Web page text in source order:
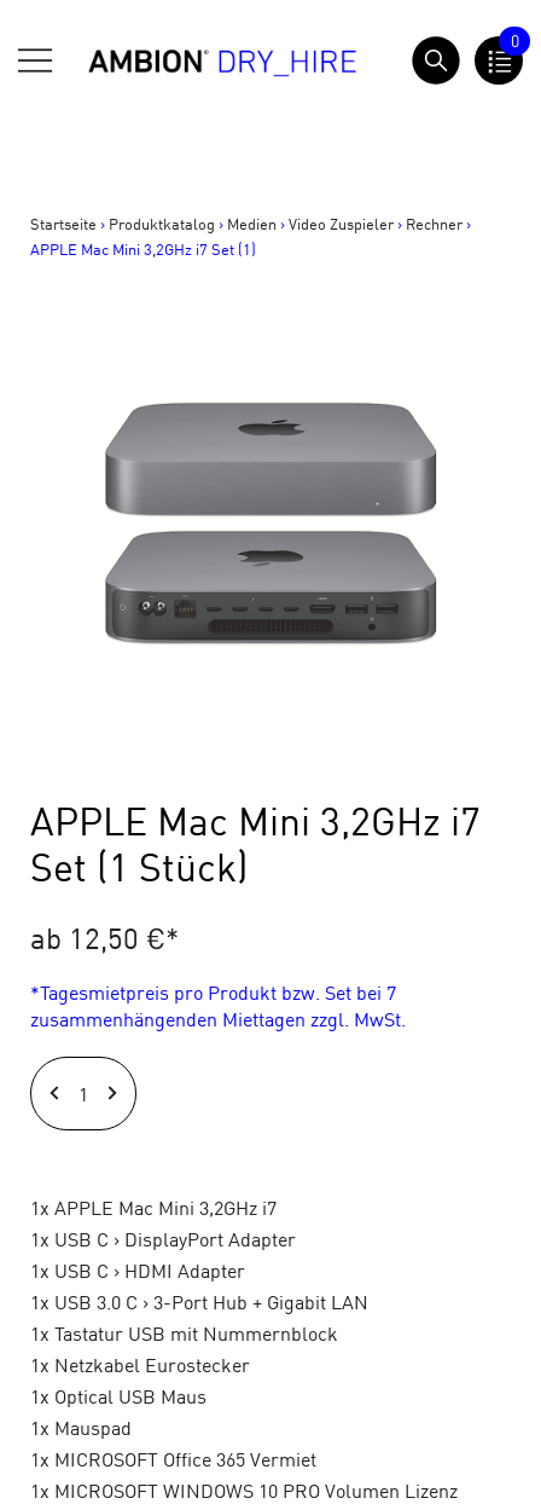
zum
Inhalt
AMBION Dry Hire
0
Startseite > Produktkatalog > Medien >Video Zuspieler> Rechner>
APPLE Mac Mini 3,2GHz i7 Set (1)
APPLE Mac Mini 3,2GHz i7
Set (1 Stück)
ab 12,50 €*
*Tagesmietpreis pro Produkt bzw. Set bei 7
zusammenhängenden Miettagen zzgl. MwSt.
APPLE
Mac
Mini
i7
Set
(1)
Menge
1x APPLE Mac Mini 3,2GHz i7
1x USB C > DisplayPort Adapter
1x USB C > HDMI Adapter
1x USB 3.0 C > 3-Port Hub + Gigabit LAN
1x Tastatur USB mit Nummernblock
1x Netzkabel Eurostecker
1x Optical USB Maus
1x Mauspad
1x MICROSOFT Office 365 Vermiet
1x MICROSOFT WINDOWS 10 PRO Volumen Lizenz